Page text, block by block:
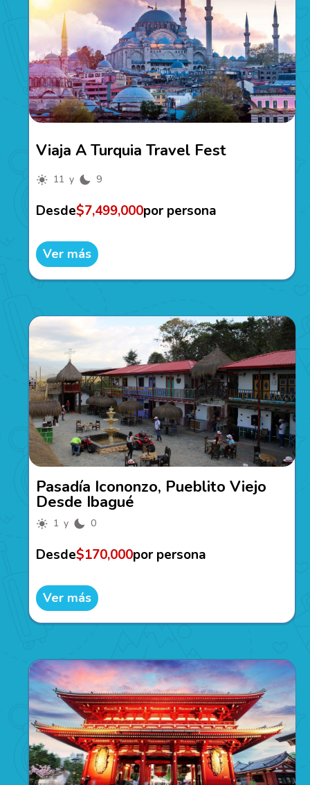
Viaja A Turquia Travel Fest
11 y 9
Desde$7,499,000por persona
Ver más
Pasadía Icononzo, Pueblito Viejo
Desde Ibagué
1 y 0
Desde$170,000por persona
Ver más